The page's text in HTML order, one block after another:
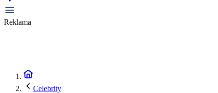
Reklama
Celebrity